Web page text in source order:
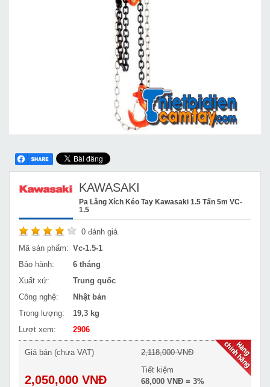
KAWASAKI
Pa Lăng Xích Kéo Tay Kawasaki 1.5 Tấn 5m VC-
1.5
0 đánh giá
Mã sản phẩm: Vc-1.5-1
Bảo hành:
6 tháng
Xuất xứ:
Trung quốc
Công nghệ:
Nhật bản
Trọng lượng:
19,3 kg
Lượt xem:
2906
Giá bán (chưa VAT)
2,050,000 VNĐ
2,118,000 VNĐ
Tiết kiệm
68,000 VNĐ = 3%